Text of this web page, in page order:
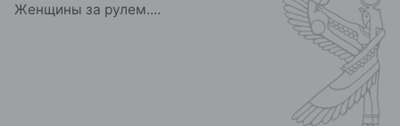
Женщины за рулем....